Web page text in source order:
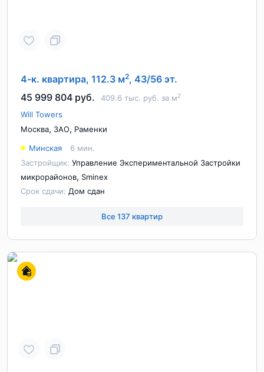
4-к. квартира, 112.3 м2, 43/56 эт.
45 999 804 руб.
409.6 тыс. руб. за м2
Will Towers
Москва, ЗАО, Раменки
Минская
6 мин.
Застройщик: Управление Экспериментальной Застройки
микрорайонов, Sminex
Срок сдачи: Дом сдан
Все 137 квартир